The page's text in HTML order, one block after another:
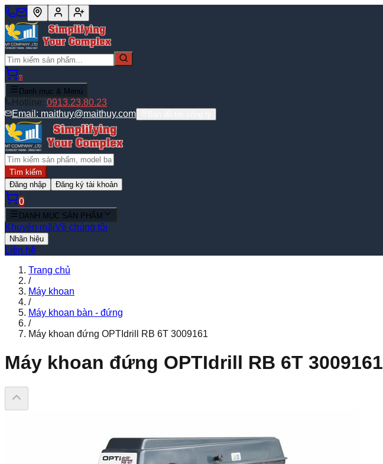
0
Danh mục & Menu
Hotline: 0913.23.80.23
Email: maithuy@maithuy.com
Tìm kiếm
Đăng nhập
Đăng ký tài khoản
0
DANH MỤC SẢN PHẨM
Khuyến mãiVề chúng tôi
Nhãn hiệu
Liên hệ
Trang chủ
/
Máy khoan
/
Máy khoan bàn - đứng
/
Máy khoan đứng OPTIdrill RB 6T 3009161
Máy khoan đứng OPTIdrill RB 6T 3009161